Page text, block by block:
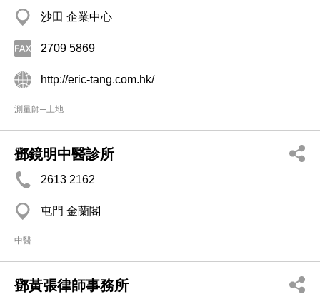
沙田 企業中心
2709 5869
http://eric-tang.com.hk/
測量師─土地
鄧鏡明中醫診所
2613 2162
屯門 金蘭閣
中醫
鄧黃張律師事務所